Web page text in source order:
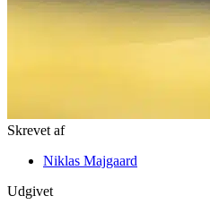
Skrevet af
Niklas Majgaard
Udgivet